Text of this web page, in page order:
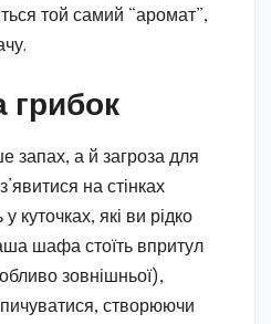
той самий “аромат”,
грибок
запах, а й загроза для
на стінках
куточках, які ви рідко
шафа стоїть впритул
зовнішньої),
створюючи